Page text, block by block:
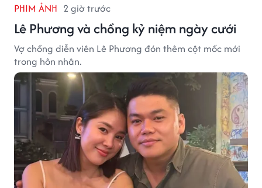
PHIM ẢNH 2 giờ trước
Lê Phương và chồng kỷ niệm ngày cưới
Vợ chồng diễn viên Lê Phương đón thêm cột mốc mới
trong hôn nhân.